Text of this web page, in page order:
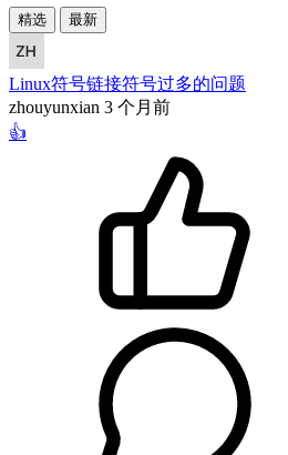
精选 最新
Linux符号链接符号过多的问题
zhouyunxian 3 个月前
👍